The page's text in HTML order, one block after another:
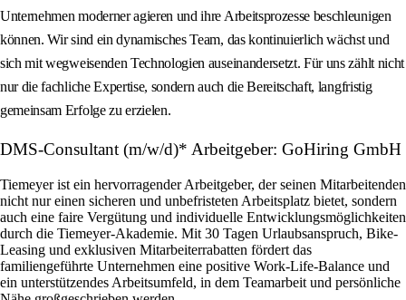
Unternehmen moderner agieren und ihre Arbeitsprozesse beschleunigen
können. Wir sind ein dynamisches Team, das kontinuierlich wächst und
sich mit wegweisenden Technologien auseinandersetzt. Für uns zählt nicht
nur die fachliche Expertise, sondern auch die Bereitschaft, langfristig
gemeinsam Erfolge zu erzielen.
DMS-Consultant (m/w/d)* Arbeitgeber: GoHiring GmbH
Tiemeyer ist ein hervorragender Arbeitgeber, der seinen Mitarbeitenden
nicht nur einen sicheren und unbefristeten Arbeitsplatz bietet, sondern
auch eine faire Vergütung und individuelle Entwicklungsmöglichkeiten
durch die Tiemeyer-Akademie. Mit 30 Tagen Urlaubsanspruch, Bike-
Leasing und exklusiven Mitarbeiterrabatten fördert das
familiengeführte Unternehmen eine positive Work-Life-Balance und
ein unterstützendes Arbeitsumfeld, in dem Teamarbeit und persönliche